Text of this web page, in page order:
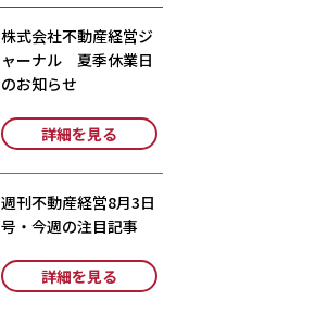
株式会社不動産経営ジ
ャーナル 夏季休業日
のお知らせ
詳細を見る
週刊不動産経営8月3日
号・今週の注目記事
詳細を見る